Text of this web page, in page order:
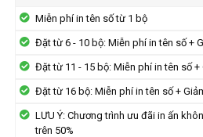
Miễn phí in tên số từ 1 bộ
Đặt từ 6 - 10 bộ: Miễn phí in tên số +
Đặt từ 11 - 15 bộ: Miễn phí in tên số +
Đặt từ 16 bộ: Miễn phí in tên số +
LƯU Ý: Chương trình ưu đãi in ấn
trên 50%